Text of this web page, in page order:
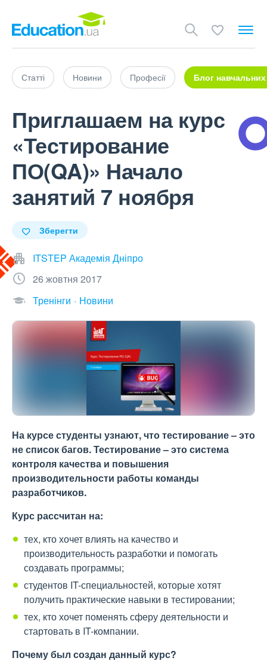
Статті Новини Професії Блог навчальних
Приглашаем на курс
«Тестирование
ПО(QA)» Начало
занятий 7 ноября
Зберегти
ITSTEP Академія Дніпро
26 жовтня 2017
Тренінги
Новини
На курсе студенты узнают, что тестирование – это
не список багов. Тестирование – это система
контроля качества и повышения
производительности работы команды
разработчиков.
Курс рассчитан на:
тех, кто хочет влиять на качество и
производительность разработки и помогать
создавать программы;
студентов IT-специальностей, которые хотят
получить практические навыки в тестировании;
тех, кто хочет поменять сферу деятельности и
стартовать в IT-компании.
Почему был создан данный курс?